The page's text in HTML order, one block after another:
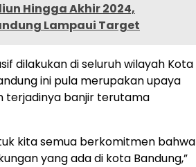
Hingga Akhir 2024,
Lampaui Target
dilakukan di seluruh wilayah Kota
ini pula merupakan upaya
terjadinya banjir terutama
kita semua berkomitmen bahwa
yang ada di kota Bandung,”